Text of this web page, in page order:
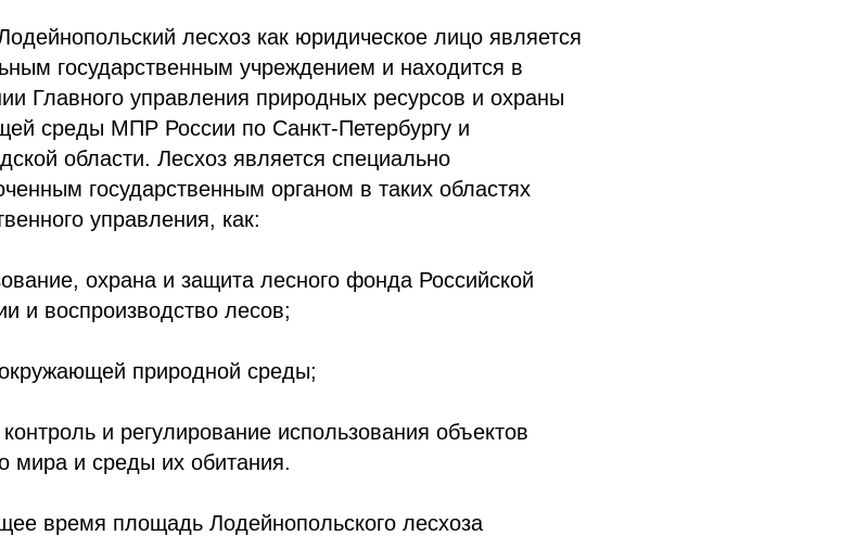
лесхоз как юридическое лицо является
государственным учреждением и находится в
Главного управления природных ресурсов и охраны
среды МПР России по Санкт-Петербургу и
области. Лесхоз является специально
государственным органом в таких областях
управления, как:
охрана и защита лесного фонда Российской
и воспроизводство лесов;
природной среды;
и регулирование использования объектов
мира и среды их обитания.
время площадь Лодейнопольского лесхоза